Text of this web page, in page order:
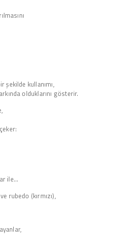
kullanımı,
olduklarını gösterir.
ile…
rubedo (kırmızı),